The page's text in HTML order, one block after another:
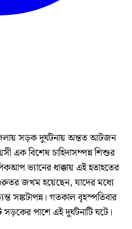
সড়ক দুর্ঘটনায় অন্তত আটজন
এক বিশেষ চাহিদাসম্পন্ন শিশুর
ভ্যানের ধাক্কায় এই হতাহতের
জখম হয়েছেন, যাদের মধ্যে
সঙ্কটাপন্ন। গতকাল বৃহস্পতিবার
পাশে এই দুর্ঘটনাটি ঘটে।